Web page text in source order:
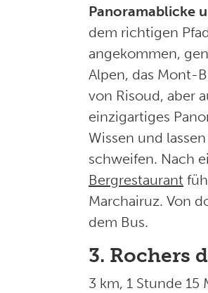
Panoramablicke
dem richtigen
angekommen,
Alpen, das Mont-
von Risoud, aber
einzigartiges
Wissen und
schweifen. Nach
Bergrestaurant
Marchairuz. Von
dem Bus.
3. Rochers
3 km, 1 Stunde